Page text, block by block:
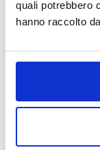
quali potrebbero
hanno raccolto
dei
LEGGI